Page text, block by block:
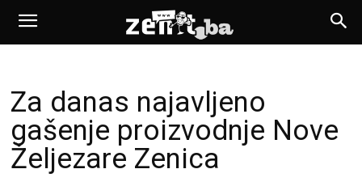
Za danas najavljeno
gašenje proizvodnje Nove
Željezare Zenica